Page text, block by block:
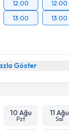
12:00
13:00
12:00
13:00
Göster
10 Ağu
Pzt
11 Ağu
Sal